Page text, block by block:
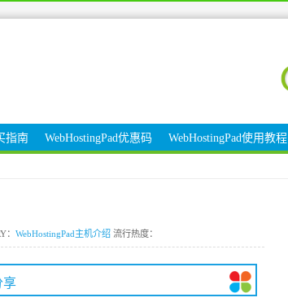
指南 WebHostingPad优惠码 WebHostingPad使用教程
： WebHostingPad主机介绍 流行热度：
享